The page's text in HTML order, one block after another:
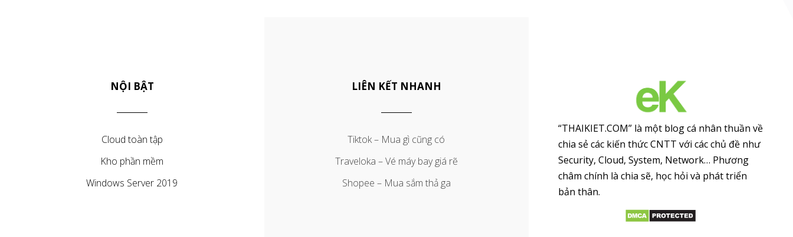
NỘI BẬT
Cloud toàn tập
Kho phần mềm
Windows Server 2019
LIÊN KẾT NHANH
Tiktok – Mua gì cũng có
Traveloka – Vé máy bay giá rẽ
Shopee – Mua sắm thả ga
“THAIKIET.COM” là một blog cá nhân thuần về
chia sẻ các kiến thức CNTT với các chủ đề như
Security, Cloud, System, Network… Phương
châm chính là chia sẽ, học hỏi và phát triển
bản thân.